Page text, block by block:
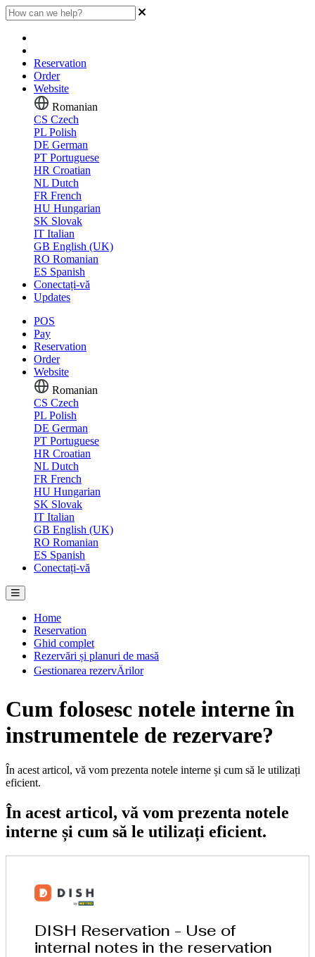
Reservation
Order
Website
Romanian
CS Czech
PL Polish
DE German
PT Portuguese
HR Croatian
NL Dutch
FR French
HU Hungarian
SK Slovak
IT Italian
GB English (UK)
RO Romanian
ES Spanish
Conectați-vă
Updates
POS
Pay
Reservation
Order
Website
Romanian
CS Czech
PL Polish
DE German
PT Portuguese
HR Croatian
NL Dutch
FR French
HU Hungarian
SK Slovak
IT Italian
GB English (UK)
RO Romanian
ES Spanish
Conectați-vă
Home
Reservation
Ghid complet
Rezervări și planuri de masă
Gestionarea rezervÄrilor
Cum folosesc notele interne în
instrumentele de rezervare?
În acest articol, vă vom prezenta notele interne și cum să le utilizați
eficient.
În acest articol, vă vom prezenta notele
interne și cum să le utilizați eficient.